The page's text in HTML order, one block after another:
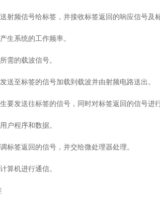
射频信号给标签，并接收标签返回的响应信号及
生系统的工作频率。
需的载波信号。
送至标签的信号加载到载波并由射频电路送出。
要发送往标签的信号，同时对标签返回的信号
户程序和数据。
标签返回的信号，并交给微处理器处理。
算机进行通信。